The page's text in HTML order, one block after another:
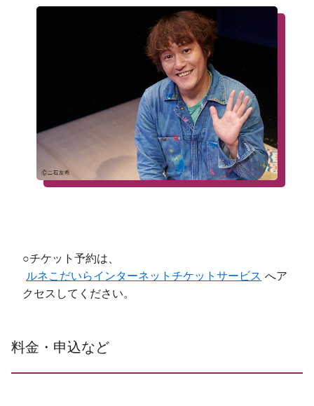
○チケット予約は、
ルネこだいらインターネットチケットサービス へア
クセスしてください。
料金・申込など